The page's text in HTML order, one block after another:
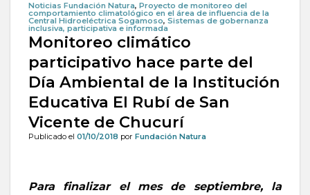
Noticias Fundación Natura, Proyecto de monitoreo del
comportamiento climatológico en el área de influencia de la
Central Hidroeléctrica Sogamoso, Sistemas de gobernanza
inclusiva, participativa e informada
Monitoreo climático
participativo hace parte del
Día Ambiental de la Institución
Educativa El Rubí de San
Vicente de Chucurí
Publicado el 01/10/2018 por Fundación Natura
Para finalizar el mes de septiembre, la